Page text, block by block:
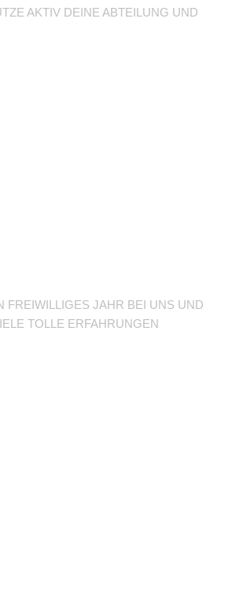
AKTIV DEINE ABTEILUNG UND
FREIWILLIGES JAHR BEI UNS UND
TOLLE ERFAHRUNGEN